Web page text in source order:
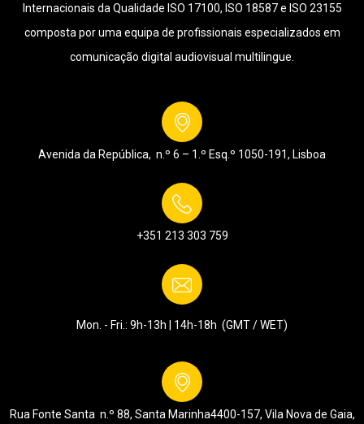
Internacionais da Qualidade ISO 17100, ISO 18587 e ISO 23155
composta por uma equipa de profissionais especializados em
comunicação digital audiovisual multilingue.
Avenida da República, n.º 6 – 1.º Esq.º 1050-191, Lisboa
+351 213 303 759
Mon. - Fri.: 9h-13h | 14h-18h (GMT / WET)
Rua Fonte Santa n.º 88, Santa Marinha4400-157, Vila Nova de Gaia,